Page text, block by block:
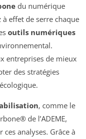
du numérique
à effet de serre chaque
outils numériques
entreprises de mieux
des stratégies
, comme le
de l’ADEME,
analyses. Grâce à